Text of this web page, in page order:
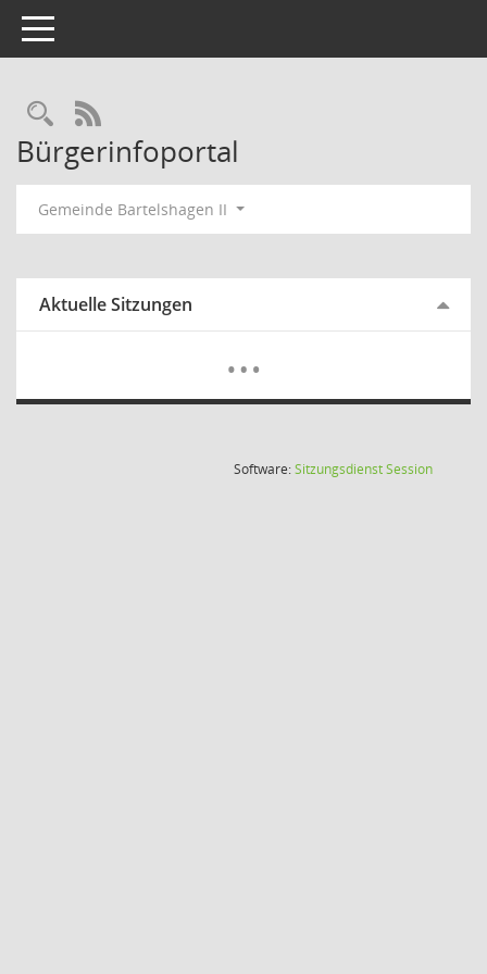
Toggle navigation
Rechercheauswahl
RSS-Feed
Bürgerinfoportal
Gemeinde Bartelshagen II
Aktuelle Sitzungen
…Mehr
Software:SitzungsdienstSession(Wird in